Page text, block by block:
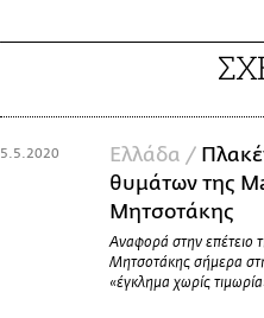
Ελλάδα /
θυμάτων της
Μητσοτάκης
Αναφορά στην επέτειο
Μητσοτάκης σήμερα
«έγκλημα χωρίς
5.5.2020